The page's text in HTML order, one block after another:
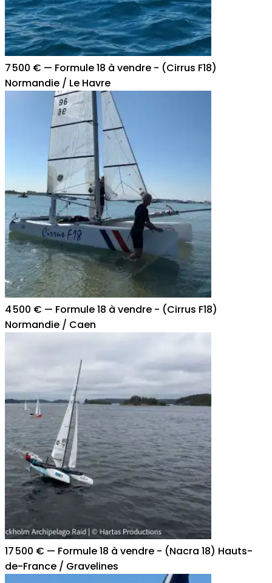
7 500 € — Formule 18 à vendre - (Cirrus F18)
Normandie / Le Havre
4 500 € — Formule 18 à vendre - (Cirrus F18)
Normandie / Caen
17 500 € — Formule 18 à vendre - (Nacra 18) Hauts-
de-France / Gravelines